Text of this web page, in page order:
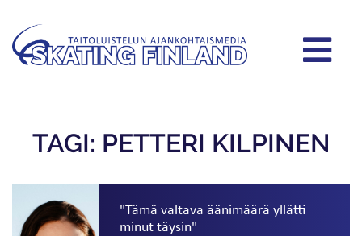
TAGI: PETTERI KILPINEN
"Tämä valtava äänimäärä yllätti
minut täysin"